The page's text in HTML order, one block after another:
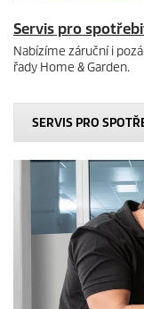
Servis pro
Nabízíme záruční i
řady Home & Garden.
SERVIS PRO